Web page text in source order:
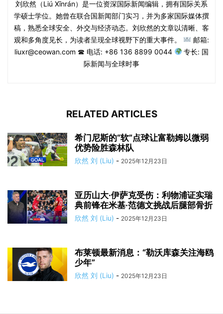
刘欣然（Liú Xīnrán）是一位资深国际新闻编辑，拥有国际关系
学硕士学位。她曾在联合国新闻部门实习，并为多家国际媒体撰
稿，熟悉全球安全、外交与经济动态。刘欣然的文章以清晰、客
观和多角度见长，为读者呈现全球视野下的重大事件。
邮箱:
liuxr@ceowan.com ☎ 电话: +86 136 8899 0044
专长: 国
际新闻与全球时事
RELATED ARTICLES
希门尼斯的“软”点球让富勒姆以微弱
优势险胜森林队
欣然 刘 (Liu) - 2025年12月23日
亚历山大·伊萨克受伤：利物浦证实瑞
典前锋在米基·范德文挑战后腿部骨折
欣然 刘 (Liu) - 2025年12月23日
布莱顿最新消息：“勒沃库森关注海鸥
少年”
欣然 刘 (Liu) - 2025年12月23日